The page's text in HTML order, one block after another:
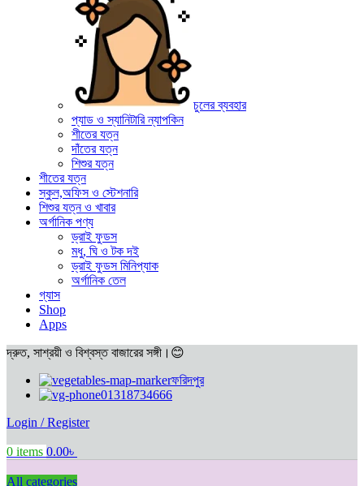
চুলের ব্যবহার
প্যাড ও স্যানিটারি ন্যাপকিন
শীতের যত্ন
দাঁতের যত্ন
শিশুর যত্ন
শীতের যত্ন
স্কুল,অফিস ও স্টেশনারি
শিশুর যত্ন ও খাবার
অর্গানিক পণ্য
ড্রাই ফুডস
মধু, ঘি ও টক দই
ড্রাই ফুডস মিনিপ্যাক
অর্গানিক তেল
গ্যাস
Shop
Apps
দ্রুত, সাশ্রয়ী ও বিশ্বস্ত বাজারের সঙ্গী।😊
ফরিদপুর
01318734666
Login / Register
0 items 0.00৳
All categories